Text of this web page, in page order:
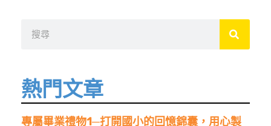
熱門文章
專屬畢業禮物1─打開國小的回憶錦囊，用心製